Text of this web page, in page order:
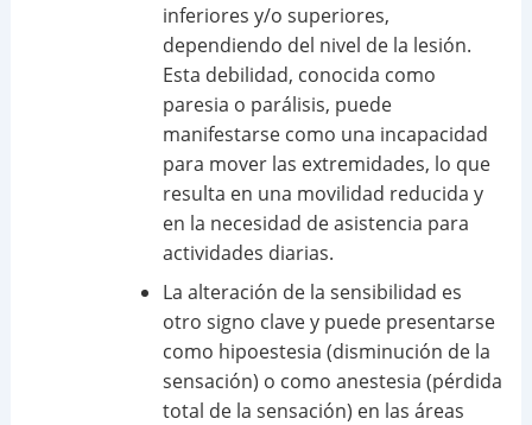
inferiores y/o superiores,
dependiendo del nivel de la lesión.
Esta debilidad, conocida como
paresia o parálisis, puede
manifestarse como una incapacidad
para mover las extremidades, lo que
resulta en una movilidad reducida y
en la necesidad de asistencia para
actividades diarias.
La alteración de la sensibilidad es
otro signo clave y puede presentarse
como hipoestesia (disminución de la
sensación) o como anestesia (pérdida
total de la sensación) en las áreas